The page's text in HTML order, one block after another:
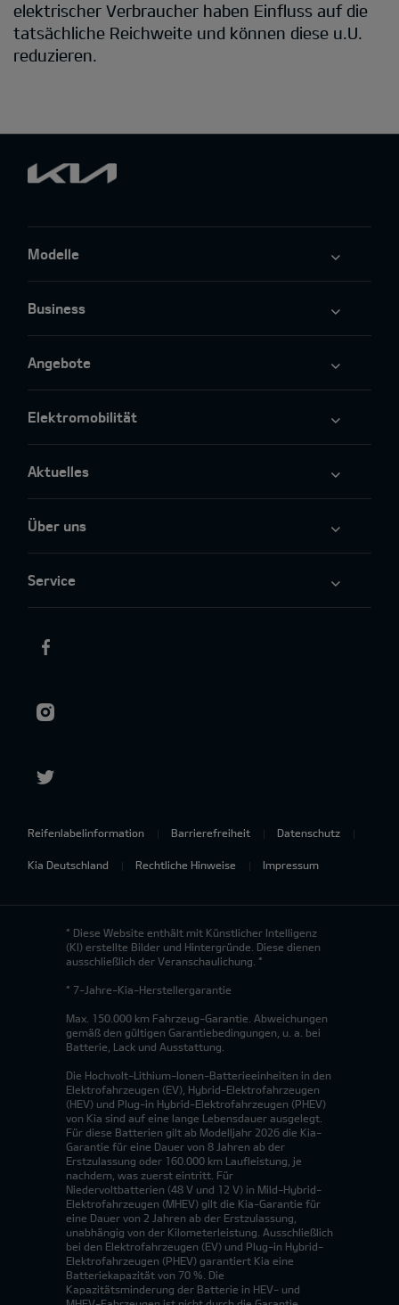
elektrischer Verbraucher haben Einfluss auf die
tatsächliche Reichweite und können diese u.U.
reduzieren.
Modelle
Business
Angebote
Elektromobilität
Aktuelles
Über uns
Service
Reifenlabelinformation Barrierefreiheit Datenschutz
Kia Deutschland Rechtliche Hinweise Impressum
* Diese Website enthält mit Künstlicher Intelligenz
(KI) erstellte Bilder und Hintergründe. Diese dienen
ausschließlich der Veranschaulichung. *
* 7-Jahre-Kia-Herstellergarantie
Max. 150.000 km Fahrzeug-Garantie. Abweichungen
gemäß den gültigen Garantiebedingungen, u. a. bei
Batterie, Lack und Ausstattung.
Die Hochvolt-Lithium-Ionen-Batterieeinheiten in den
Elektrofahrzeugen (EV), Hybrid-Elektrofahrzeugen
(HEV) und Plug-in Hybrid-Elektrofahrzeugen (PHEV)
von Kia sind auf eine lange Lebensdauer ausgelegt.
Für diese Batterien gilt ab Modelljahr 2026 die Kia-
Garantie für eine Dauer von 8 Jahren ab der
Erstzulassung oder 160.000 km Laufleistung, je
nachdem, was zuerst eintritt. Für
Niedervoltbatterien (48 V und 12 V) in Mild-Hybrid-
Elektrofahrzeugen (MHEV) gilt die Kia-Garantie für
eine Dauer von 2 Jahren ab der Erstzulassung,
unabhängig von der Kilometerleistung. Ausschließlich
bei den Elektrofahrzeugen (EV) und Plug-in Hybrid-
Elektrofahrzeugen (PHEV) garantiert Kia eine
Batteriekapazität von 70 %. Die
Kapazitätsminderung der Batterie in HEV- und